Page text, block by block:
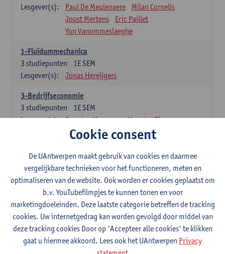
Lesgever(s):
Paul De Meulenaere
Milan Cornelis
Joost Mertens
Eric Paillet
Yon Vanommeslaeghe
1-Fluïdummechanica
1E SEM
3 studiepunten
Lesgever(s):
Jonas Hereijgers
3-Bedrijfseconomie
1E SEM
3 studiepunten
Lesgever(s):
Jasmine Meysman Maarten Thys
3-Massa- en energiebalansen
1E SEM
studiepunten
Lesgever(s):
Kevin Van Daele
3-Thermodynamica
1E SEM
studiepunten
Lesgever(s):
Ivan Verhaert
Stef Jacobs
Houssam Matbouli
Willem Vandenhove
Jitse Van Thillo
Cookie consent
De UAntwerpen maakt gebruik van cookies en daarmee
vergelijkbare technieken voor het functioneren, meten en
optimaliseren van de website. Ook worden er cookies geplaatst om
b.v. YouTubefilmpjes te kunnen tonen en voor
marketingdoeleinden. Deze laatste categorie betreffen de tracking
cookies. Uw internetgedrag kan worden gevolgd door middel van
deze tracking cookies Door op 'Accepteer alle cookies' te klikken
gaat u hiermee akkoord. Lees ook het UAntwerpen Privacy